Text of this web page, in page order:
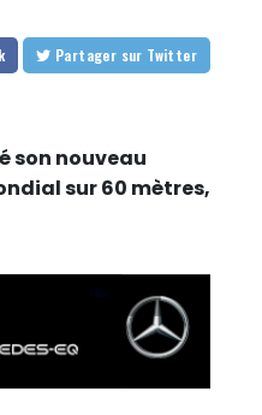
Partager sur Twitter
son nouveau
sur 60 mètres,